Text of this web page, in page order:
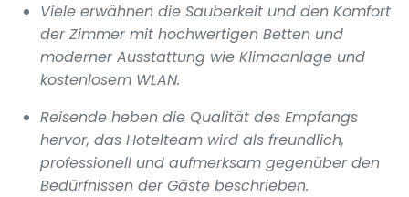
Viele erwähnen die Sauberkeit und den Komfort
der Zimmer mit hochwertigen Betten und
moderner Ausstattung wie Klimaanlage und
kostenlosem WLAN.
Reisende heben die Qualität des Empfangs
hervor, das Hotelteam wird als freundlich,
professionell und aufmerksam gegenüber den
Bedürfnissen der Gäste beschrieben.